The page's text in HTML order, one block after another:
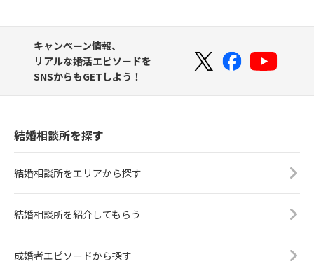
キャンペーン情報、
リアルな婚活エピソードを
SNSからもGETしよう！
結婚相談所を探す
結婚相談所をエリアから探す
結婚相談所を紹介してもらう
成婚者エピソードから探す